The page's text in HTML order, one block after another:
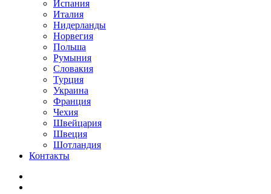
Испания
Италия
Нидерланды
Норвегия
Польша
Румыния
Словакия
Турция
Украина
Франция
Чехия
Швейцария
Швеция
Шотландия
Контакты